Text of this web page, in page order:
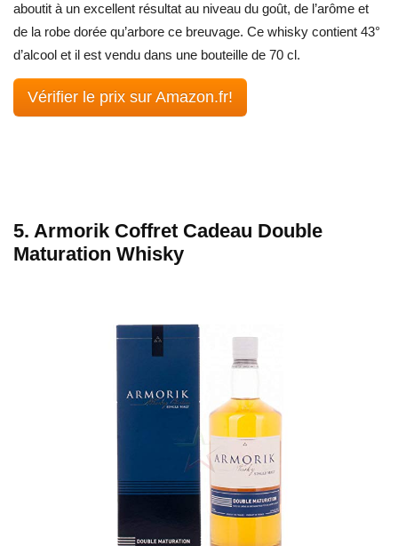
aboutit à un excellent résultat au niveau du goût, de l’arôme et
de la robe dorée qu’arbore ce breuvage. Ce whisky contient 43°
d’alcool et il est vendu dans une bouteille de 70 cl.
Vérifier le prix sur Amazon.fr!
5. Armorik Coffret Cadeau Double
Maturation Whisky